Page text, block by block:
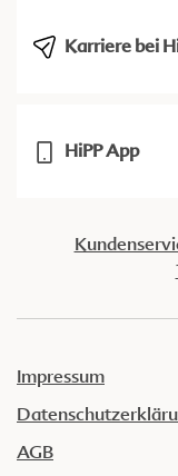
Karriere bei
HiPP App
Impressum
AGB